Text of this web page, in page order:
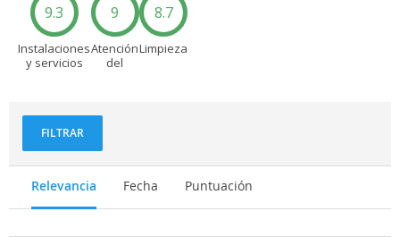
9.3
Instalaciones
y servicios
9
Atención
del
8.7
Limpieza
FILTRAR
Relevancia Fecha Puntuación